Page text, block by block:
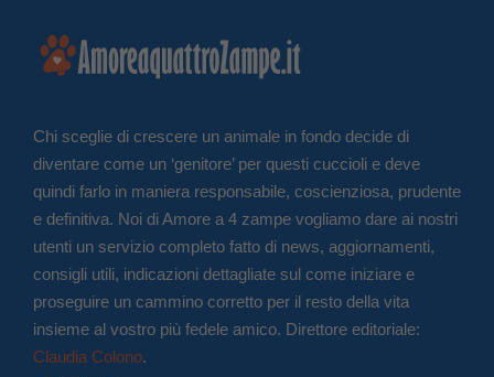
Chi sceglie di crescere un animale in fondo decide di
diventare come un ‘genitore’ per questi cuccioli e deve
quindi farlo in maniera responsabile, coscienziosa, prudente
e definitiva. Noi di Amore a 4 zampe vogliamo dare ai nostri
utenti un servizio completo fatto di news, aggiornamenti,
consigli utili, indicazioni dettagliate sul come iniziare e
proseguire un cammino corretto per il resto della vita
insieme al vostro più fedele amico. Direttore editoriale:
Claudia Colono.